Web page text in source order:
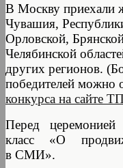
В Москву приехали
Чувашия,
Орловской,
Челябинской
других регионов.
победителей можно
конкурса на сайте
Перед
класс «О
в СМИ».